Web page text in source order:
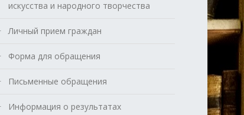
искусства и народного творчества
Личный прием граждан
Форма для обращения
Письменные обращения
Информация о результатах